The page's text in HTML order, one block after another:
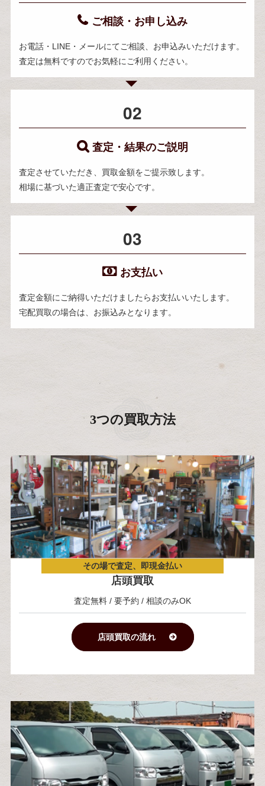
ご相談・お申し込み
お電話・LINE・メールにてご相談、お申込みいただけます。
査定は無料ですのでお気軽にご利用ください。
02
査定・結果のご説明
査定させていただき、買取金額をご提示致します。
相場に基づいた適正査定で安心です。
03
お支払い
査定金額にご納得いただけましたらお支払いいたします。
宅配買取の場合は、お振込みとなります。
3つの買取方法
その場で査定、即現金払い
店頭買取
査定無料 / 要予約 / 相談のみOK
店頭買取の流れ